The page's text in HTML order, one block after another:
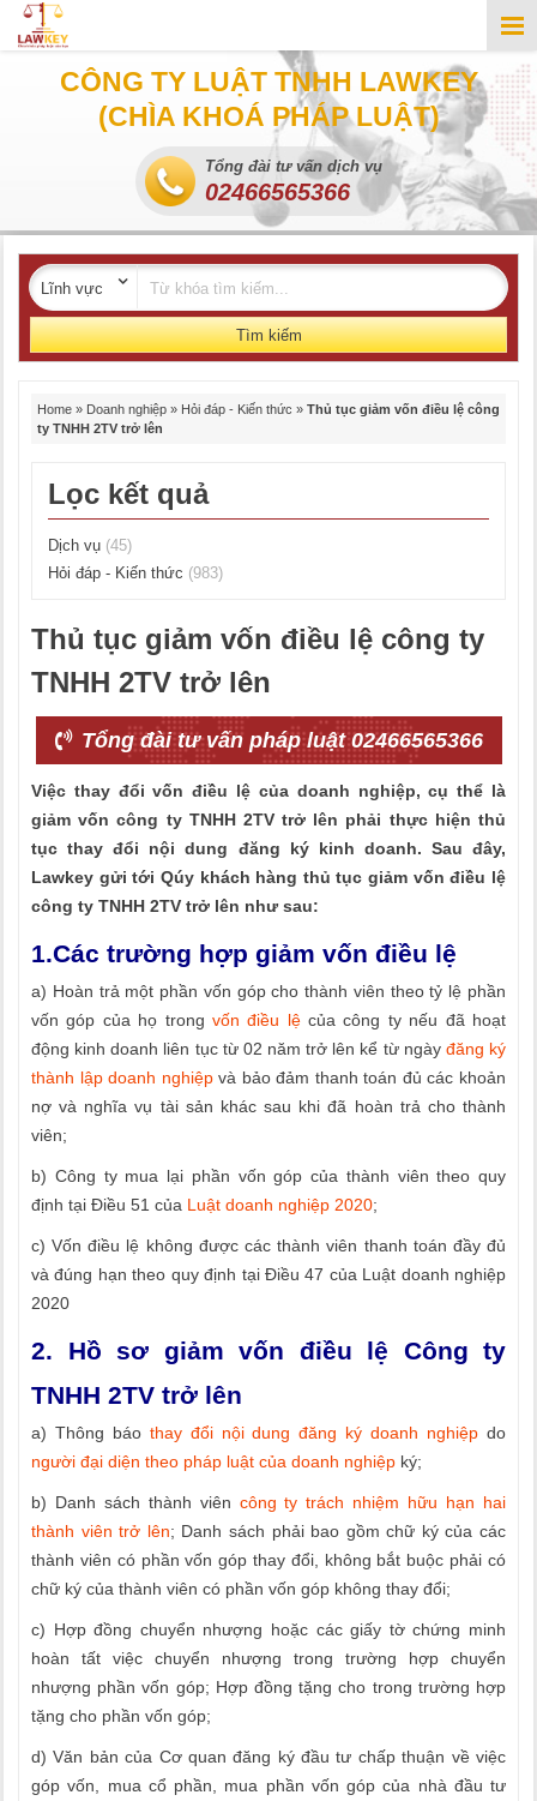
CÔNG TY LUẬT TNHH LAWKEY
(CHÌA KHOÁ PHÁP LUẬT)
Tổng đài tư vấn dịch vụ
02466565366
Tìm kiếm
Home » Doanh nghiệp » Hỏi đáp - Kiến thức » Thủ tục giảm vốn điều lệ công
ty TNHH 2TV trở lên
Lọc kết quả
Dịch vụ (45)
Hỏi đáp - Kiến thức (983)
Thủ tục giảm vốn điều lệ công ty
TNHH 2TV trở lên
Tổng đài tư vấn pháp luật 02466565366
Việc thay đổi vốn điều lệ của doanh nghiệp, cụ thể là
giảm vốn công ty TNHH 2TV trở lên phải thực hiện thủ
tục thay đổi nội dung đăng ký kinh doanh. Sau đây,
Lawkey gửi tới Qúy khách hàng thủ tục giảm vốn điều lệ
công ty TNHH 2TV trở lên như sau:
1.Các trường hợp giảm vốn điều lệ
a) Hoàn trả một phần vốn góp cho thành viên theo tỷ lệ phần
vốn góp của họ trong vốn điều lệcủa công ty nếu đã hoạt
động kinh doanh liên tục từ 02 năm trở lên kể từ ngày đăng ký
thành lập doanh nghiệpvà bảo đảm thanh toán đủ các khoản
nợ và nghĩa vụ tài sản khác sau khi đã hoàn trả cho thành
viên;
b) Công ty mua lại phần vốn góp của thành viên theo quy
định tại Điều 51 của Luật doanh nghiệp 2020;
c) Vốn điều lệ không được các thành viên thanh toán đầy đủ
và đúng hạn theo quy định tại Điều 47 của Luật doanh nghiệp
2020
2. Hồ sơ giảm vốn điều lệ Công ty
TNHH 2TV trở lên
a) Thông báo thay đổi nội dung đăng ký doanh nghiệp do
người đại diện theo pháp luật của doanh nghiệp ký;
b) Danh sách thành viên công ty trách nhiệm hữu hạn hai
thành viên trở lên; Danh sách phải bao gồm chữ ký của các
thành viên có phần vốn góp thay đổi, không bắt buộc phải có
chữ ký của thành viên có phần vốn góp không thay đổi;
c) Hợp đồng chuyển nhượng hoặc các giấy tờ chứng minh
hoàn tất việc chuyển nhượng trong trường hợp chuyển
nhượng phần vốn góp; Hợp đồng tặng cho trong trường hợp
tặng cho phần vốn góp;
d) Văn bản của Cơ quan đăng ký đầu tư chấp thuận về việc
góp vốn, mua cổ phần, mua phần vốn góp của nhà đầu tư